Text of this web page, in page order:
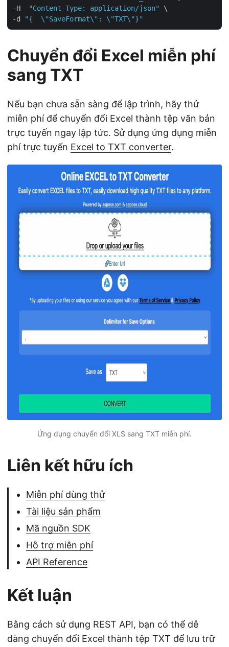
-H
"Content-Type: application/json"
\
-d
"{  \"SaveFormat\": \"TXT\"}"
Chuyển đổi Excel miễn phí
sang TXT
Nếu bạn chưa sẵn sàng để lập trình, hãy thử
miễn phí để chuyển đổi Excel thành tệp văn bản
trực tuyến ngay lập tức. Sử dụng ứng dụng miễn
phí trực tuyến Excel to TXT converter.
Ứng dụng chuyển đổi XLS sang TXT miễn phí.
Liên kết hữu ích
Miễn phí dùng thử
Tài liệu sản phẩm
Mã nguồn SDK
Hỗ trợ miễn phí
API Reference
Kết luận
Bằng cách sử dụng REST API, bạn có thể dễ
dàng chuyển đổi Excel thành tệp TXT để lưu trữ